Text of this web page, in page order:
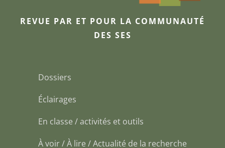
REVUE PAR ET POUR LA COMMUNAUTÉ
DES SES
Dossiers
Éclairages
En classe / activités et outils
À voir / À lire / Actualité de la recherche